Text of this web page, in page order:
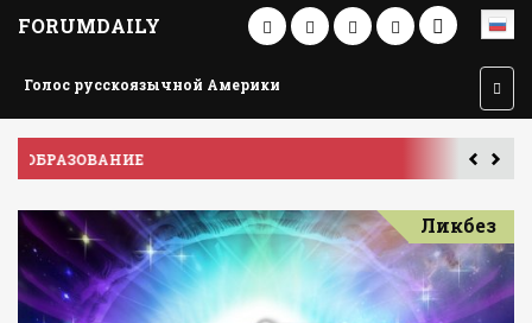
FORUMDAILY
Голос русскоязычной Америки
ПУТЕШЕСТВИЕ ПО АМЕРИКЕ
Ликбез